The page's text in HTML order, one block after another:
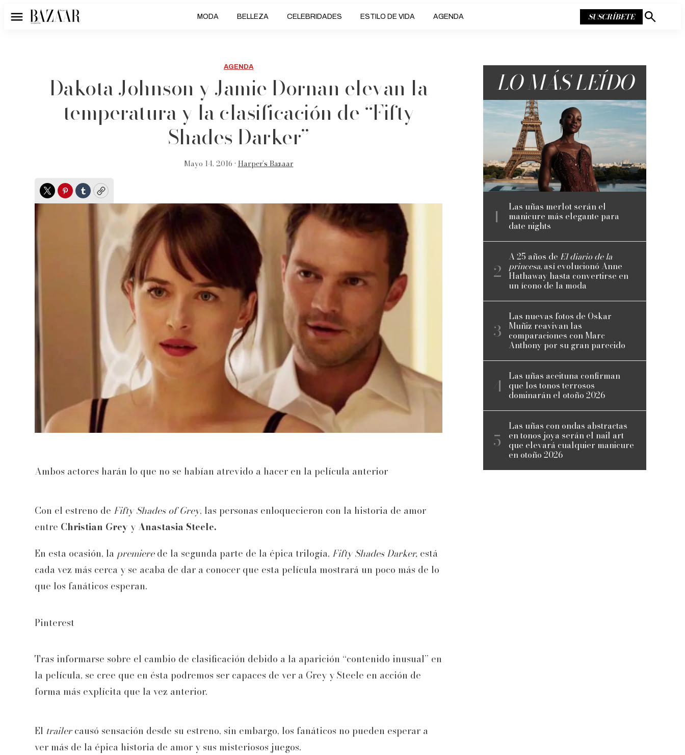
Menú MODA BELLEZA CELEBRIDADES ESTILO DE VIDA AGENDA SUSCRÍBETE
Mostrar
AGENDA
Dakota Johnson y Jamie Dornan elevan la
temperatura y la clasificación de “Fifty
Shades Darker”
Mayo 14, 2016 • Harper’s Bazaar
TwitterPinterest
TumblrCopy
Ambos actores harán lo que no se habían atrevido a hacer en la película anterior
Con el estreno de Fifty Shades of Grey, las personas enloquecieron con la historia de amor
entre Christian Grey yAnastasia Steele.
En esta ocasión, la premierede la segunda parte de la épica trilogía, Fifty Shades Darker, está
cada vez más cerca y se acaba de dar a conocer que esta película mostrará un poco más de lo
que los fanáticos esperan.
Pinterest
Tras informarse sobre el cambio de clasificación debido a la aparición “contenido inusual” en
la película, se cree que en ésta podremos ser capaces de ver a Grey y Steele en acción de
forma más explícita que la vez anterior.
El trailercausó sensación desde su estreno, sin embargo, los fanáticos no pueden esperar a
ver más de la épica historia de amor y sus misteriosos juegos.
LO MÁS LEÍDO
Las uñas merlot serán el
manicure más elegante para
date nights
A 25 años de El diario de la
princesa, así evolucionó Anne
Hathaway hasta convertirse en
un ícono de la moda
Las nuevas fotos de Oskar
Muñiz reavivan las
comparaciones con Marc
Anthony por su gran parecido
Las uñas aceituna confirman
que los tonos terrosos
dominarán el otoño 2026
Las uñas con ondas abstractas
en tonos joya serán el nail art
que elevará cualquier manicure
en otoño 2026